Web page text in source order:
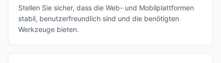
Stellen Sie sicher, dass die Web- und Mobilplattformen
stabil, benutzerfreundlich sind und die benötigten
Werkzeuge bieten.